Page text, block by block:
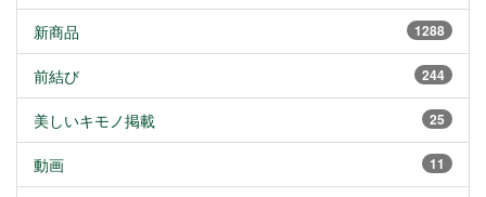
1288
新商品
244
前結び
25
美しいキモノ掲載
11
動画